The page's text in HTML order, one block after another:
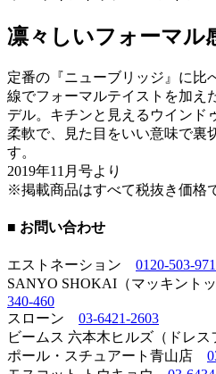
凛々しいフォーマル
定番の『ニューブリッジ』に比
線でフォーマルテイストを加え
デル。キチンと見えるウインド
柔軟で、見た目をいい意味で裏
す。
2019年11月号より
※掲載商品はすべて税抜き価格
■ お問い合わせ
エストネーション 0120-503-971
SANYO SHOKAI（マッキント
340-460
スローン 03-6421-2603
ビームス 六本木ヒルズ（ドレ
ポール・スチュアート青山店